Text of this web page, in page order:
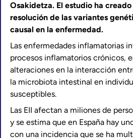
Osakidetza. El estudio ha
resolución de las variantes
causal en la enfermedad.
Las enfermedades inflamatorias
procesos inflamatorios crónicos,
alteraciones en la interacción
la microbiota intestinal en
susceptibles.
Las EII afectan a miliones de
y se estima que en España hay
con una incidencia que se ha